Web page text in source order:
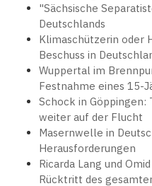
"Sächsische
Deutschlands
Klimaschützerin oder
Beschuss in
Wuppertal im
Festnahme eines 15-
Schock in Göppingen:
weiter auf der Flucht
Masernwelle in
Herausforderungen
Ricarda Lang und
Rücktritt des